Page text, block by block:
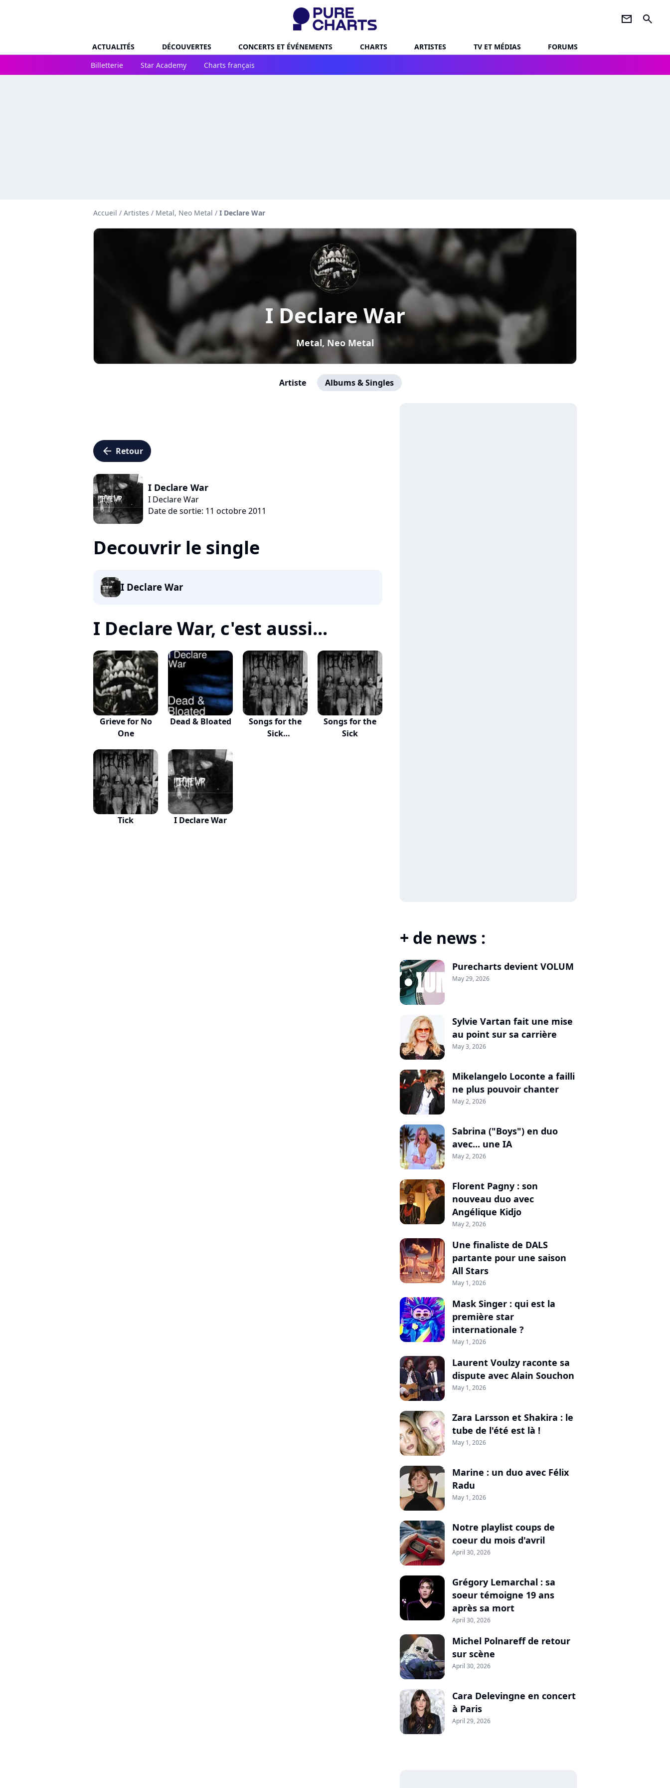
newsletter search
ACTUALITÉS DÉCOUVERTES CONCERTS ET ÉVÉNEMENTS CHARTS ARTISTES TV ET MÉDIAS
FORUMS
Billetterie
Star Academy Charts français
Accueil / Artistes / Metal, Neo Metal / I Declare War
I Declare War
Metal, Neo Metal
Artiste Albums & Singles
arrow_left Retour
I Declare War
I Declare War
Date de sortie: 11 octobre 2011
Decouvrir le single
I Declare War
I Declare War, c'est aussi...
Grieve for No
One
Dead & Bloated
Songs for the
Sick
Songs for the
Sick
Tick I Declare War
+ de news :
Purecharts devient VOLUM
May 29, 2026
Sylvie Vartan fait une mise
au point sur sa carrière
May 3, 2026
Mikelangelo Loconte a failli
ne plus pouvoir chanter
May 2, 2026
Sabrina ("Boys") en duo
avec... une IA
May 2, 2026
Florent Pagny : son
nouveau duo avec
Angélique Kidjo
May 2, 2026
Une finaliste de DALS
partante pour une saison
All Stars
May 1, 2026
Mask Singer : qui est la
première star
internationale ?
May 1, 2026
Laurent Voulzy raconte sa
dispute avec Alain Souchon
May 1, 2026
Zara Larsson et Shakira : le
tube de l'été est là !
May 1, 2026
Marine : un duo avec Félix
Radu
May 1, 2026
Notre playlist coups de
coeur du mois d'avril
April 30, 2026
Grégory Lemarchal : sa
soeur témoigne 19 ans
après sa mort
April 30, 2026
Michel Polnareff de retour
sur scène
April 30, 2026
Cara Delevingne en concert
à Paris
April 29, 2026